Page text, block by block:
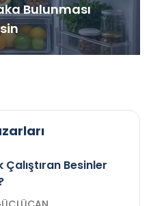
Bulunması
Çalıştıran Besinler